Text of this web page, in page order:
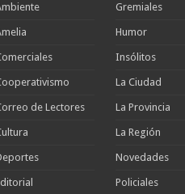
de Lectores
Gremiales
Humor
Insólitos
La Ciudad
La Provincia
La Región
Novedades
Policiales